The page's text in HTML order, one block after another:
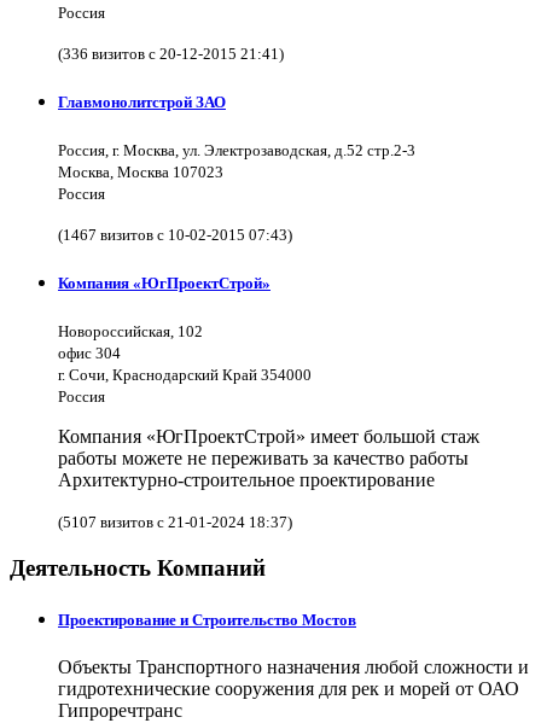
Россия
(336 визитов с 20-12-2015 21:41)
Главмонолитстрой ЗАО
Россия, г. Москва, ул. Электрозаводская, д.52 стр.2-3
Москва, Москва 107023
Россия
(1467 визитов с 10-02-2015 07:43)
Компания «ЮгПроектСтрой»
Новороссийская, 102
офис 304
г. Сочи, Краснодарский Край 354000
Россия
Компания «ЮгПроектСтрой» имеет большой стаж
работы можете не переживать за качество работы
Архитектурно-строительное проектирование
(5107 визитов с 21-01-2024 18:37)
Деятельность Компаний
Проектирование и Строительство Мостов
Объекты Транспортного назначения любой сложности и
гидротехнические сооружения для рек и морей от ОАО
Гипроречтранс